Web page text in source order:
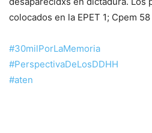
colocados en la EPET 1; Cpem 58
#30milPorLaMemoria
#PerspectivaDeLosDDHH
#aten